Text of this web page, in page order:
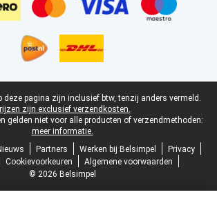
deze pagina zijn inclusief btw, tenzij anders vermeld.
zijn exclusief verzendkosten.
gelden niet voor alle producten of verzendmethoden:
meer informatie.
Partners Werken bij Belsimpel
Privacy
Cookievoorkeuren
Algemene voorwaarden
© 2026 Belsimpel